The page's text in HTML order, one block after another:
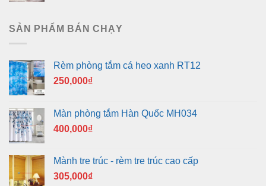
400,000₫.
SẢN PHẨM BÁN CHẠY
Rèm phòng tắm cá heo xanh RT12
250,000₫
Màn phòng tắm Hàn Quốc MH034
400,000₫
Mành tre trúc - rèm tre trúc cao cấp
305,000₫